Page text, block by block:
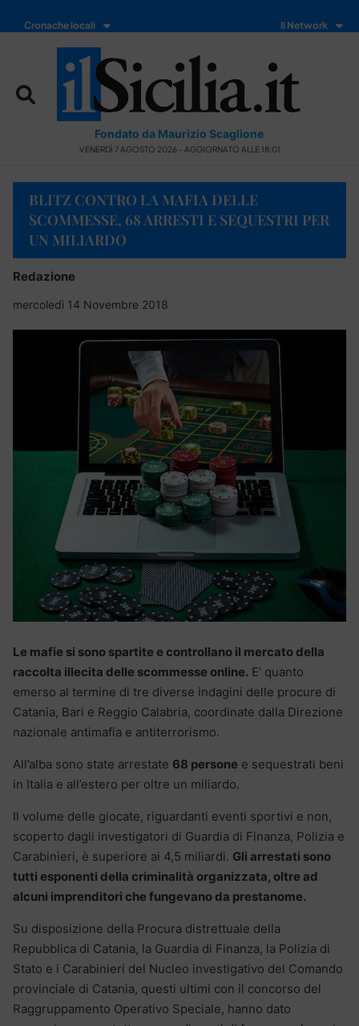
Cronache locali Il Network
Fondato da Maurizio Scaglione
VENERDÌ 7 AGOSTO 2026 - AGGIORNATO ALLE 18:01
BLITZ CONTRO LA MAFIA DELLE
SCOMMESSE, 68 ARRESTI E SEQUESTRI PER
UN MILIARDO
Redazione
mercoledì 14 Novembre 2018
Le mafie si sono spartite e controllano il mercato della
raccolta illecita delle scommesse online. E’ quanto
emerso al termine di tre diverse indagini delle procure di
Catania, Bari e Reggio Calabria, coordinate dalla Direzione
nazionale antimafia e antiterrorismo.
All’alba sono state arrestate 68 persone e sequestrati beni
in Italia e all’estero per oltre un miliardo.
Il volume delle giocate, riguardanti eventi sportivi e non,
scoperto dagli investigatori di Guardia di Finanza, Polizia e
Carabinieri, è superiore ai 4,5 miliardi. Gli arrestati sono
tutti esponenti della criminalità organizzata, oltre ad
alcuni imprenditori che fungevano da prestanome.
Su disposizione della Procura distrettuale della
Repubblica di Catania, la Guardia di Finanza, la Polizia di
Stato e i Carabinieri del Nucleo investigativo del Comando
provinciale di Catania, questi ultimi con il concorso del
Raggruppamento Operativo Speciale, hanno dato